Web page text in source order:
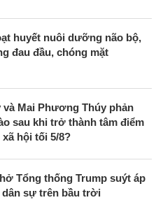
huyết nuôi dưỡng não bộ,
đau đầu, chóng mặt
và Mai Phương Thúy phản
sau khi trở thành tâm điểm
hội tối 5/8?
Tổng thống Trump suýt áp
sự trên bầu trời